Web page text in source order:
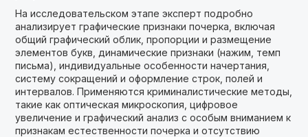
На исследовательском этапе эксперт подробно
анализирует графические признаки почерка, включая
общий графический облик, пропорции и размещение
элементов букв, динамические признаки (нажим, темп
письма), индивидуальные особенности начертания,
систему сокращений и оформление строк, полей и
интервалов. Применяются криминалистические методы,
такие как оптическая микроскопия, цифровое
увеличение и графический анализ с особым вниманием к
признакам естественности почерка и отсутствию